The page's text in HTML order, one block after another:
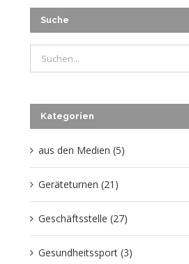
Suche
Suche
nach:
Kategorien
aus den Medien (5)
Geräteturnen (21)
Geschäftsstelle (27)
Gesundheitssport (3)